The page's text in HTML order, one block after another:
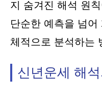
지 숨겨진 해석 원
단순한 예측을 넘
체적으로 분석하는
신년운세 해